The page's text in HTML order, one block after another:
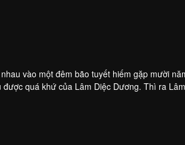
vào một đêm bão tuyết hiếm gặp mười
quá khứ của Lâm Diệc Dương. Thì ra
không đồng tình với quyết định của trọng tài
hình phạt, trực tiếp tuyên bố giải nghệ, từ
tìm lại ước mơ ban đầu, quay lại đấu trường